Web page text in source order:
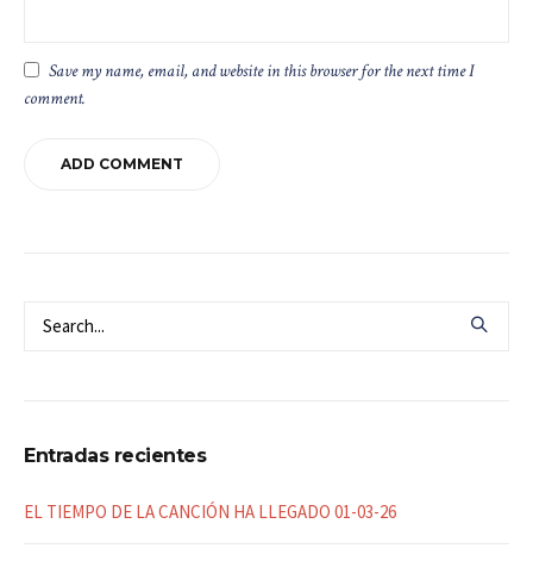
Save my name, email, and website in this browser for the next time I
comment.
Entradas recientes
EL TIEMPO DE LA CANCIÓN HA LLEGADO 01-03-26